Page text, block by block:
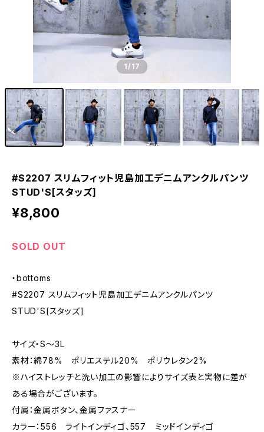
1/17
#S2207 スリムフィット児島加工デニムアンクルパンツ
STUD'S[スタッズ]
¥8,800
SOLD OUT
・bottoms
#S2207 スリムフィット児島加工デニムアンクルパンツ
STUD'S[スタッズ]
サイズ・S〜3L
素材：綿78% ポリエステル20% ポリウレタン2%
※ハイストレッチと洗い加工の影響によりサイズ表と実物に差が
ある場合がございます。
付属：金属ボタン、金属ファスナー
カラー：556 ライトインディゴ、557 ミッドインディゴ